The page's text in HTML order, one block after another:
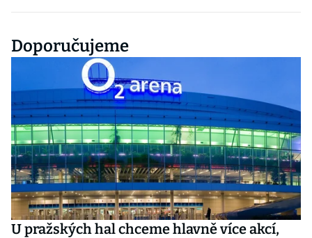
Doporučujeme
U pražských hal chceme hlavně více akcí,